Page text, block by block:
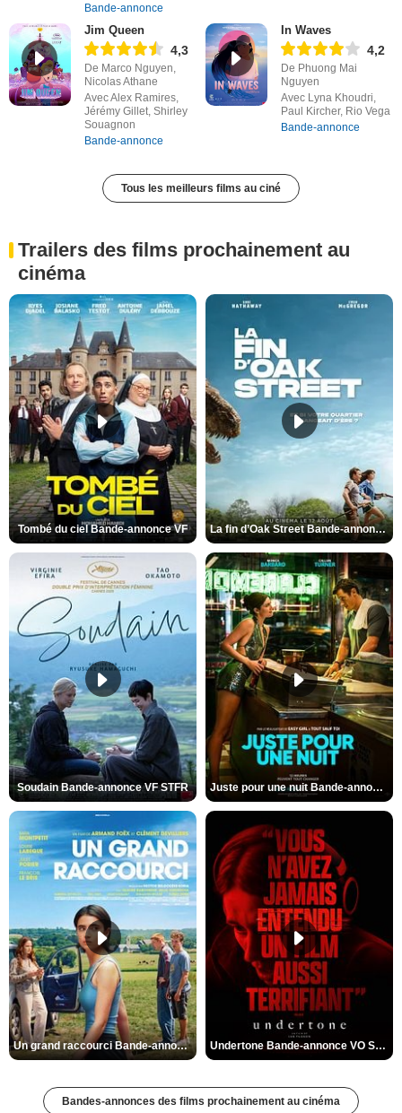
Bande-annonce
Jim Queen
4,3
De Marco Nguyen,
Nicolas Athane
Avec Alex Ramires,
Jérémy Gillet, Shirley
Souagnon
Bande-annonce
In Waves
4,2
De Phuong Mai
Nguyen
Avec Lyna Khoudri,
Paul Kircher, Rio Vega
Bande-annonce
Tous les meilleurs films au ciné
Trailers des films prochainement au
cinéma
Tombé du ciel Bande-annonce VF La fin d’Oak Street Bande-annonce VO STFR
Soudain Bande-annonce VF STFR Juste pour une nuit Bande-annonce VO STFR
Un grand raccourci Bande-annonce VF Undertone Bande-annonce VO STFR
Bandes-annonces des films prochainement au cinéma